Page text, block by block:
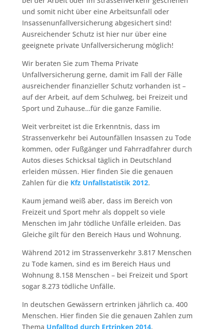
und somit nicht über eine Arbeitsunfall oder
Insassenunfallversicherung abgesichert sind!
Ausreichender Schutz ist hier nur über eine
geeignete private Unfallversicherung möglich!
Wir beraten Sie zum Thema Private
Unfallversicherung gerne, damit im Fall der Fälle
ausreichender finanzieller Schutz vorhanden ist –
auf der Arbeit, auf dem Schulweg, bei Freizeit und
Sport und Zuhause…für die ganze Familie.
Weit verbreitet ist die Erkenntnis, dass im
Strassenverkehr bei Autounfällen Insassen zu Tode
kommen, oder Fußgänger und Fahrradfahrer durch
Autos dieses Schicksal täglich in Deutschland
erleiden müssen. Hier finden Sie die genauen
Zahlen für die Kfz Unfallstatistik 2012.
Kaum jemand weiß aber, dass im Bereich von
Freizeit und Sport mehr als doppelt so viele
Menschen im Jahr tödliche Unfälle erleiden. Das
Gleiche gilt für den Bereich Haus und Wohnung.
Während 2012 im Strassenverkehr 3.817 Menschen
zu Tode kamen, sind es im Bereich Haus und
Wohnung 8.158 Menschen – bei Freizeit und Sport
sogar 8.273 tödliche Unfälle.
In deutschen Gewässern ertrinken jährlich ca. 400
Menschen. Hier finden Sie die genauen Zahlen zum
Thema Unfalltod durch Ertrinken 2014.